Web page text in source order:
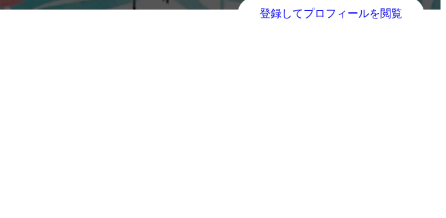
登録してプロフィールを閲覧